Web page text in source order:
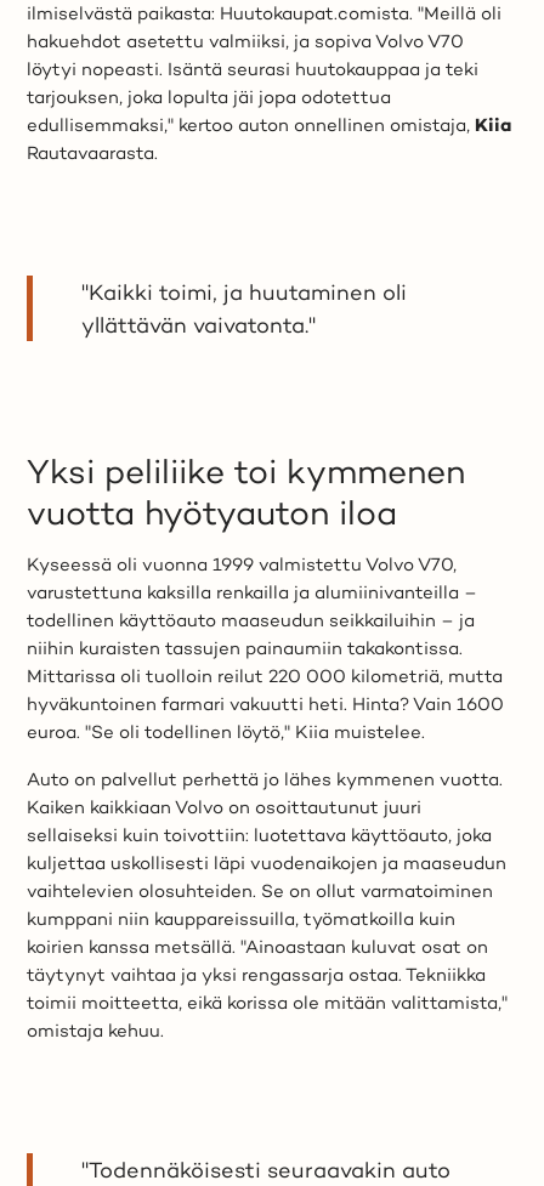
ilmiselvästä paikasta: Huutokaupat.comista. "Meillä oli
hakuehdot asetettu valmiiksi, ja sopiva Volvo V70
löytyi nopeasti. Isäntä seurasi huutokauppaa ja teki
tarjouksen, joka lopulta jäi jopa odotettua
edullisemmaksi," kertoo auton onnellinen omistaja, Kiia
Rautavaarasta.
"Kaikki toimi, ja huutaminen oli
yllättävän vaivatonta."
Yksi peliliike toi kymmenen
vuotta hyötyauton iloa
Kyseessä oli vuonna 1999 valmistettu Volvo V70,
varustettuna kaksilla renkailla ja alumiinivanteilla –
todellinen käyttöauto maaseudun seikkailuihin – ja
niihin kuraisten tassujen painaumiin takakontissa.
Mittarissa oli tuolloin reilut 220 000 kilometriä, mutta
hyväkuntoinen farmari vakuutti heti. Hinta? Vain 1600
euroa. "Se oli todellinen löytö," Kiia muistelee.
Auto on palvellut perhettä jo lähes kymmenen vuotta.
Kaiken kaikkiaan Volvo on osoittautunut juuri
sellaiseksi kuin toivottiin: luotettava käyttöauto, joka
kuljettaa uskollisesti läpi vuodenaikojen ja maaseudun
vaihtelevien olosuhteiden. Se on ollut varmatoiminen
kumppani niin kauppareissuilla, työmatkoilla kuin
koirien kanssa metsällä. "Ainoastaan kuluvat osat on
täytynyt vaihtaa ja yksi rengassarja ostaa. Tekniikka
toimii moitteetta, eikä korissa ole mitään valittamista,"
omistaja kehuu.
"Todennäköisesti seuraavakin auto